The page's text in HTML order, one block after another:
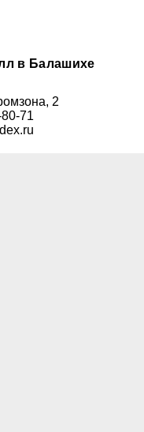
в Балашихе
2
71